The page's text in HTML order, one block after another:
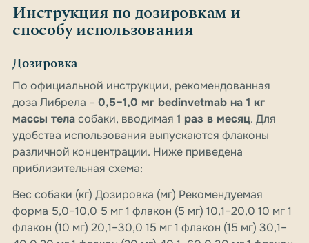
Инструкция по дозировкам и
способу использования
Дозировка
По официальной инструкции, рекомендованная
доза Либрела – 0,5–1,0 мг bedinvetmab на 1 кг
массы теласобаки, вводимая 1 раз в месяц. Для
удобства использования выпускаются флаконы
различной концентрации. Ниже приведена
приблизительная схема:
Вес собаки (кг) Дозировка (мг) Рекомендуемая
форма 5,0–10,0 5 мг 1 флакон (5 мг) 10,1–20,0 10 мг 1
флакон (10 мг) 20,1–30,0 15 мг 1 флакон (15 мг) 30,1–